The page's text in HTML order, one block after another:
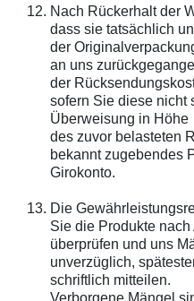
Nach Rückerhalt der
dass sie tatsächlich
der
an uns
der
sofern Sie diese nicht
Überweisung in Höhe
des zuvor belasteten
bekannt zugebendes
Girokonto.
Die
Sie die Produkte
überprüfen und uns
unverzüglich,
schriftlich mitteilen.
Verborgene Mängel